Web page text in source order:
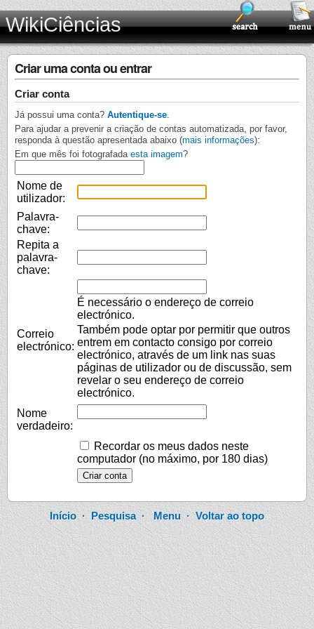
WikiCiências
Criar uma conta ou entrar
Criar conta
Já possui uma conta? Autentique-se
Para ajudar a prevenir a criação de contas automatizada, por favor,
responda à questão apresentada abaixo (mais informações):
Em que mês foi fotografada esta imagem?
Nome de
utilizador:
Palavra-
chave:
Repita a
palavra-
chave:
Correio
electrónico:
É necessário o endereço de correio
electrónico.
Também pode optar por permitir que outros
entrem em contacto consigo por correio
electrónico, através de um link nas suas
páginas de utilizador ou de discussão, sem
revelar o seu endereço de correio
electrónico.
Nome
verdadeiro:
Recordar os meus dados neste
computador (no máximo, por 180 dias)
Início·Pesquisa·Menu·Voltar ao topo